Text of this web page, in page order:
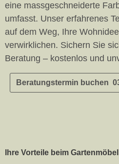
eine massgeschneiderte
umfasst. Unser erfahrenes
auf dem Weg, Ihre
verwirklichen. Sichern Sie
Beratung – kostenlos und
Beratungstermin buchen
Ihre Vorteile beim